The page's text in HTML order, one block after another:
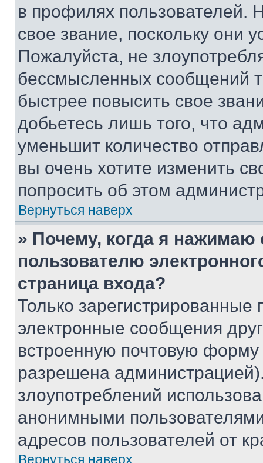
в профилях
свое звание, поскольку они
Пожалуйста, не
бессмысленных сообщений
быстрее повысить свое
добьетесь лишь того, что
уменьшит количество
вы очень хотите изменить
попросить об этом
Вернуться наверх
» Почему, когда я нажимаю
пользователю
страница входа?
Только зарегистрированные
электронные сообщения
встроенную почтовую
разрешена
злоупотреблений
анонимными
адресов пользователей от
Вернуться наверх